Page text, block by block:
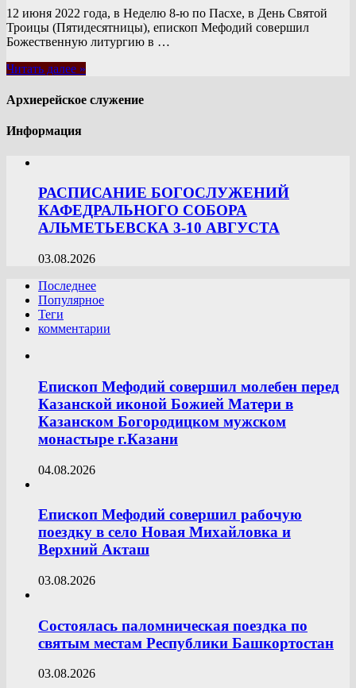
12 июня 2022 года, в Неделю 8-ю по Пасхе, в День Святой
Троицы (Пятидесятницы), епископ Мефодий совершил
Божественную литургию в …
Читать далее »
Архиерейское служение
Информация
РАСПИСАНИЕ БОГОСЛУЖЕНИЙ
КАФЕДРАЛЬНОГО СОБОРА
АЛЬМЕТЬЕВСКА 3-10 АВГУСТА
03.08.2026
Последнее
Популярное
Теги
комментарии
Епископ Мефодий совершил молебен перед
Казанской иконой Божией Матери в
Казанском Богородицком мужском
монастыре г.Казани
04.08.2026
Епископ Мефодий совершил рабочую
поездку в село Новая Михайловка и
Верхний Акташ
03.08.2026
Состоялась паломническая поездка по
святым местам Республики Башкортостан
03.08.2026